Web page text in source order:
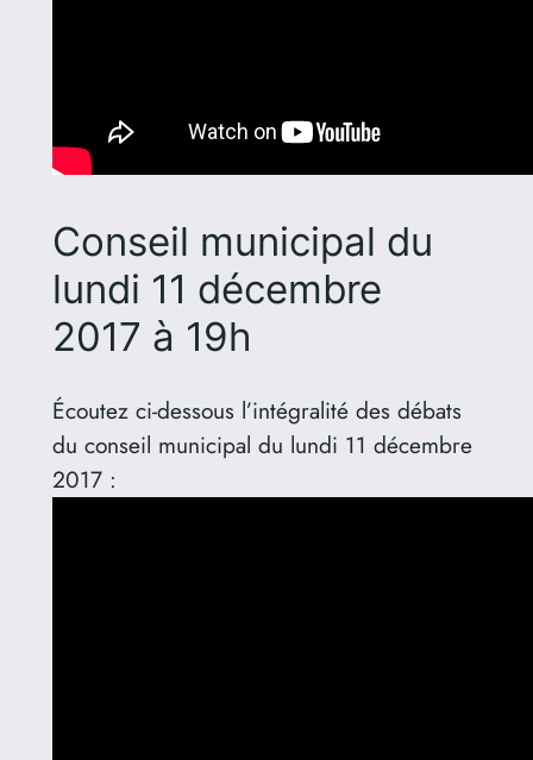
Conseil municipal du
lundi 11 décembre
2017 à 19h
Écoutez ci-dessous l’intégralité des débats
du conseil municipal du lundi 11 décembre
2017 :